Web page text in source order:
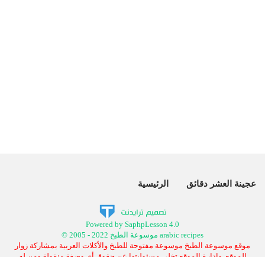
عجينة العشر دقائق الرئيسية
Powered by SaphpLesson 4.0
© 2005 - 2022 موسوعة الطبخ arabic recipes
موقع موسوعة الطبخ موسوعة مفتوحة للطبخ والأكلات العربية بمشاركة زوار